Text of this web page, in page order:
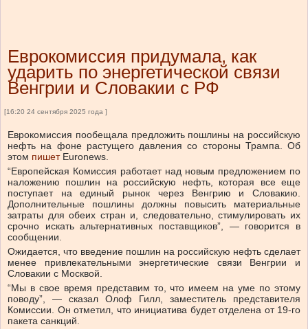
Еврокомиссия придумала, как
ударить по энергетической связи
Венгрии и Словакии с РФ
[16:20 24 сентября 2025 года ]
Еврокомиссия пообещала предложить пошлины на российскую
нефть на фоне растущего давления со стороны Трампа. Об
этом пишет Euronews.
“Европейская Комиссия работает над новым предложением по
наложению пошлин на российскую нефть, которая все еще
поступает на единый рынок через Венгрию и Словакию.
Дополнительные пошлины должны повысить материальные
затраты для обеих стран и, следовательно, стимулировать их
срочно искать альтернативных поставщиков”, — говорится в
сообщении.
Ожидается, что введение пошлин на российскую нефть сделает
менее привлекательными энергетические связи Венгрии и
Словакии с Москвой.
“Мы в свое время представим то, что имеем на уме по этому
поводу”, — сказал Олоф Гилл, заместитель представителя
Комиссии. Он отметил, что инициатива будет отделена от 19-го
пакета санкций.